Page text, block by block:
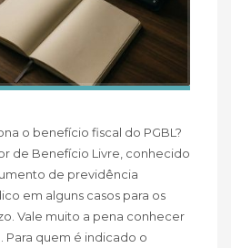
o benefício fiscal do PGBL?
de Benefício Livre, conhecido
de previdência
em alguns casos para os
Vale muito a pena conhecer
Para quem é indicado o